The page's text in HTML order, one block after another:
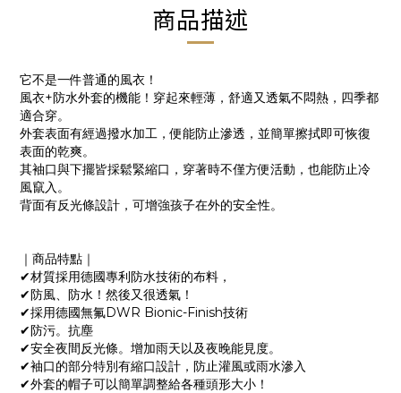
商品描述
它不是一件普通的風衣！
風衣+防水外套的機能！穿起來輕薄，舒適又透氣不悶熱，四季都
適合穿。
外套表面有經過撥水加工，便能防止滲透，並簡單擦拭即可恢復
表面的乾爽。
其袖口與下擺皆採鬆緊縮口，穿著時不僅方便活動，也能防止冷
風竄入。
背面有反光條設計，可增強孩子在外的安全性。
｜商品特點｜
✔材質採用德國專利防水技術的布料，
✔防風、防水！然後又很透氣！
✔採用德國無氟DWR Bionic-Finish技術
✔防污。抗塵
✔安全夜間反光條。增加雨天以及夜晚能見度。
✔袖口的部分特別有縮口設計，防止灌風或雨水滲入
✔外套的帽子可以簡單調整給各種頭形大小！